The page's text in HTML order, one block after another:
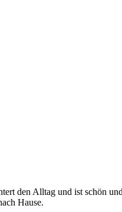
den Alltag und ist schön
Hause.